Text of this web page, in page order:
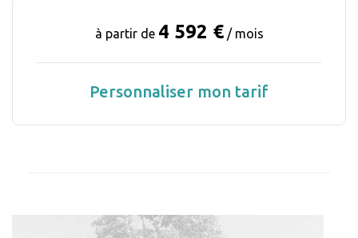
à partir de 4 592 € / mois
Personnaliser mon tarif